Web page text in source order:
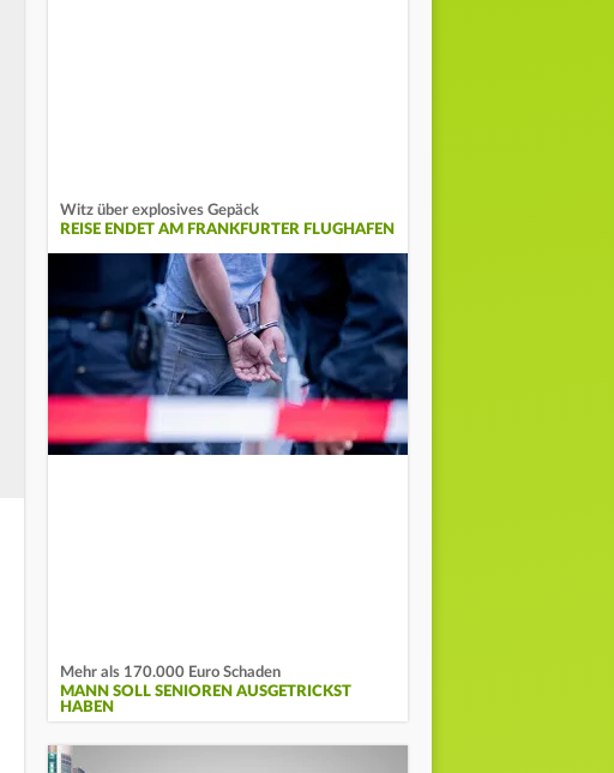
Witz über explosives Gepäck
REISE ENDET AM FRANKFURTER FLUGHAFEN
Mehr als 170.000 Euro Schaden
MANN SOLL SENIOREN AUSGETRICKST
HABEN